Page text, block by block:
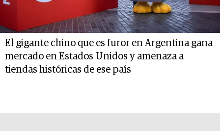
El gigante chino que es furor en Argentina gana
mercado en Estados Unidos y amenaza a
tiendas históricas de ese país